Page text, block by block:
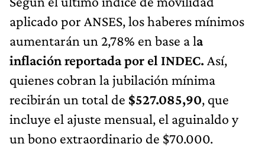
aplicado por ANSES, los haberes mínimos
aumentarán un 2,78% en base a la
inflación reportada por el INDEC. Así,
quienes cobran la jubilación mínima
recibirán un total de $527.085,90, que
incluye el ajuste mensual, el aguinaldo y
un bono extraordinario de $70.000.